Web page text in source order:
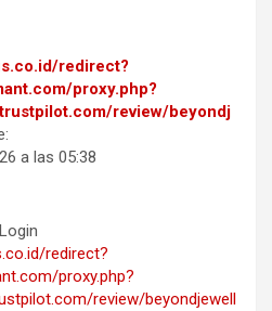
redirect?
proxy.php?
review/beyondj
a las 05:38
redirect?
proxy.php?
review/beyondjewell